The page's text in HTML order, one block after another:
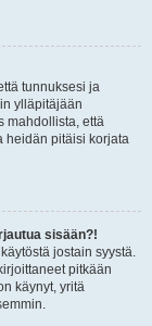
tunnuksesi ja
ylläpitäjään
mahdollista, että
heidän pitäisi korjata
sisään?!
jostain syystä.
pitkään
käynyt, yritä